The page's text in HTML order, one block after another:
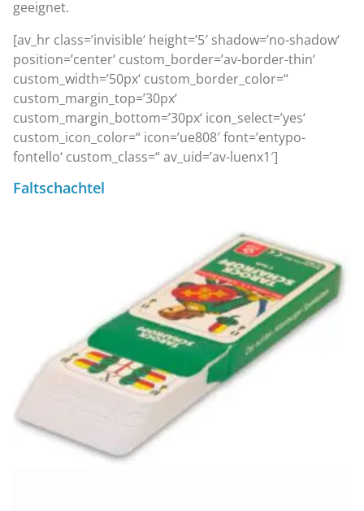
geeignet.
[av_hr class=’invisible‘ height=’5′ shadow=’no-shadow‘
position=’center‘ custom_border=’av-border-thin‘
custom_width=’50px‘ custom_border_color=“
custom_margin_top=’30px‘
custom_margin_bottom=’30px‘ icon_select=’yes‘
custom_icon_color=“ icon=’ue808′ font=’entypo-
fontello‘ custom_class=“ av_uid=’av-luenx1′]
Faltschachtel